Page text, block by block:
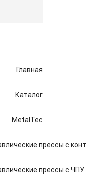
Главная
Каталог
MetalTec
прессы с
прессы с